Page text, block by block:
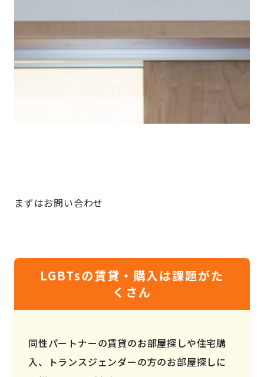
まずはお問い合わせ
LGBTsの賃貸・購入は課題がた
くさん
同性パートナーの賃貸のお部屋探しや住宅購
入、トランスジェンダーの方のお部屋探しに